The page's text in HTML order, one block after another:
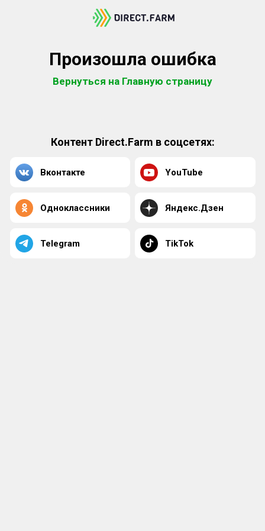
Произошла ошибка
Вернуться на Главную страницу
Контент Direct.Farm в соцсетях:
Вконтакте YouTube
Одноклассники Яндекс.Дзен
Telegram TikTok